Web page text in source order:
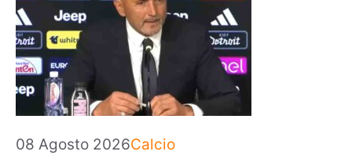
08 Agosto 2026Categorie
Calcio